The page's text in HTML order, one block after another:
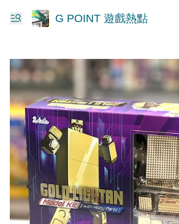
G POINT 遊戲熱點